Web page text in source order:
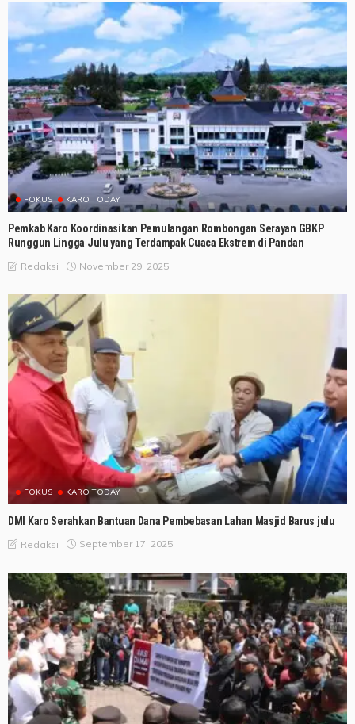
FOKUS KARO TODAY
Pemkab Karo Koordinasikan Pemulangan Rombongan Serayan GBKP
Runggun Lingga Julu yang Terdampak Cuaca Ekstrem di Pandan
Redaksi November 29, 2025
FOKUS KARO TODAY
DMI Karo Serahkan Bantuan Dana Pembebasan Lahan Masjid Barus julu
Redaksi September 17, 2025